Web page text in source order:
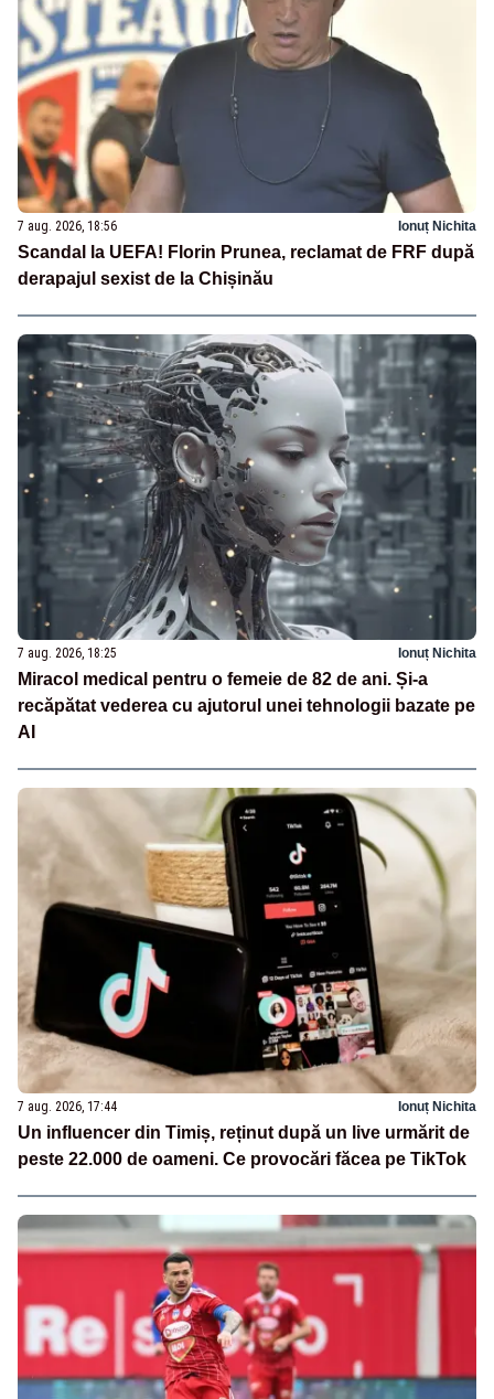
7 aug. 2026, 18:56 Ionuț Nichita
Scandal la UEFA! Florin Prunea, reclamat de FRF după
derapajul sexist de la Chișinău
7 aug. 2026, 18:25 Ionuț Nichita
Miracol medical pentru o femeie de 82 de ani. Și-a
recăpătat vederea cu ajutorul unei tehnologii bazate pe
AI
7 aug. 2026, 17:44 Ionuț Nichita
Un influencer din Timiș, reținut după un live urmărit de
peste 22.000 de oameni. Ce provocări făcea pe TikTok